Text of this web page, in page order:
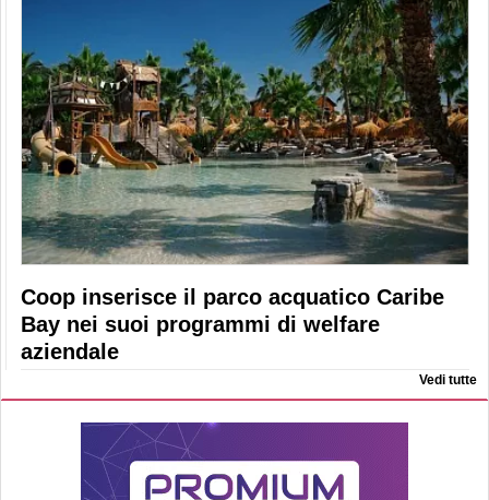
Coop inserisce il parco acquatico Caribe
Bay nei suoi programmi di welfare
aziendale
Vedi tutte